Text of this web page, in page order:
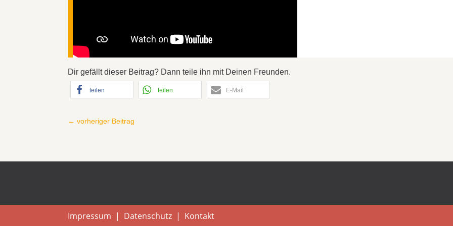
Dir gefällt dieser Beitrag? Dann teile ihn mit Deinen Freunden.
teilen teilen E-Mail
←vorheriger Beitrag
Impressum | Datenschutz | Kontakt